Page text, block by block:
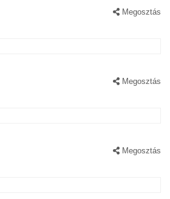
Megosztás
Megosztás
Megosztás